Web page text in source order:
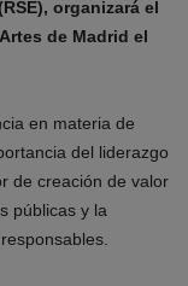
organizará el
de Madrid el
en materia de
del liderazgo
de creación de valor
públicas y la